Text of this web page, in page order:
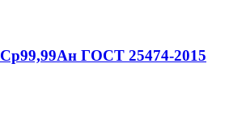
Ср99,99Ан ГОСТ 25474-2015